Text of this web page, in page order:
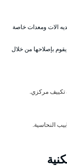
الات ومعدات خاصة
بإصلاحها من خلال
تكييف مركزي.
النحاسية.